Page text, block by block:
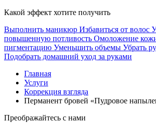
Какой эффект хотите получить
Выполнить маникюр Избавиться от волос
повышенную потливость Омоложение
пигментацию Уменьшить объемы Убрать
Подобрать домашний уход за руками
Главная
Услуги
Коррекция взгляда
Перманент бровей «Пудровое
Преображайтесь с нами